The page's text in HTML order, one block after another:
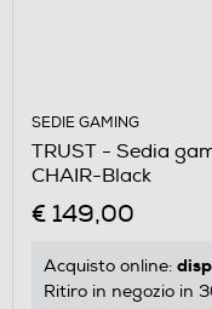
SEDIE GAMING
TRUST - Sedia
CHAIR-Black
€ 149,00
Acquisto online:
Ritiro in negozio in